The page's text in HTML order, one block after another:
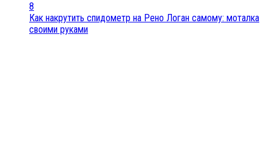
8
Как накрутить спидометр на Рено Логан самому: моталка
своими руками